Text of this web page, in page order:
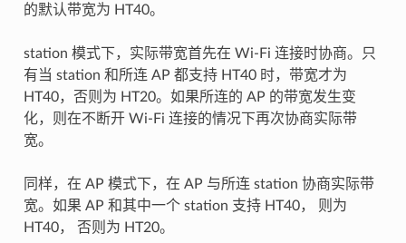
的默认带宽为 HT40。
station 模式下，实际带宽首先在 Wi-Fi 连接时协商。只
有当 station 和所连 AP 都支持 HT40 时，带宽才为
HT40，否则为 HT20。如果所连的 AP 的带宽发生变
化，则在不断开 Wi-Fi 连接的情况下再次协商实际带
宽。
同样，在 AP 模式下，在 AP 与所连 station 协商实际带
宽。如果 AP 和其中一个 station 支持 HT40， 则为
HT40， 否则为 HT20。